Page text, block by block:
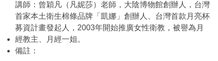
講師：曾穎凡（凡妮莎）老師，大陰博物館創辦人，台灣
首家本土衛生棉條品牌「凱娜」創辦人、台灣首款月亮杯
募資計畫發起人，2003年開始推廣女性衛教，被譽為月
經教主、月經一姐。
備註：